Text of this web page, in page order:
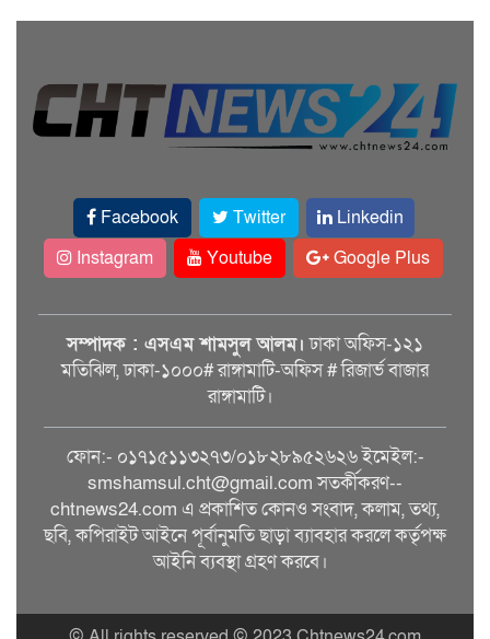
Facebook Twitter
Linkedin
Instagram
Youtube Google Plus
সম্পাদক : এসএম শামসুল আলম। ঢাকা অফিস-১২১
মতিঝিল, ঢাকা-১০০০# রাঙ্গামাটি-অফিস # রিজার্ভ বাজার
রাঙ্গামাটি।
ফোন:- ০১৭১৫১১৩২৭৩/০১৮২৮৯৫২৬২৬ ইমেইল:-
smshamsul.cht@gmail.com সতর্কীকরণ--
chtnews24.com এ প্রকাশিত কোনও সংবাদ, কলাম, তথ্য,
ছবি, কপিরাইট আইনে পূর্বানুমতি ছাড়া ব্যাবহার করলে কর্তৃপক্ষ
আইনি ব্যবস্থা গ্রহণ করবে।